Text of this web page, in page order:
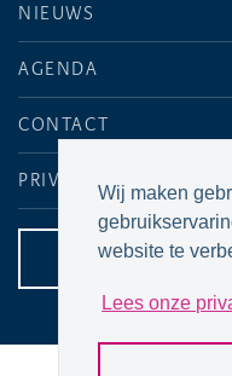
Wij maken
website te
Lees onze
NIEUWS
AGENDA
CONTACT
PRIVACYVERKLARING